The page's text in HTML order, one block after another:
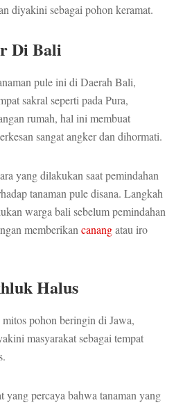
diyakini sebagai pohon keramat.
Di Bali
pule ini di Daerah Bali,
sakral seperti pada Pura,
rumah, hal ini membuat
sangat angker dan dihormati.
yang dilakukan saat pemindahan
tanaman pule disana. Langkah
warga bali sebelum pemindahan
memberikan canangatau iro
Halus
pohon beringin di Jawa,
masyarakat sebagai tempat
yang percaya bahwa tanaman yang